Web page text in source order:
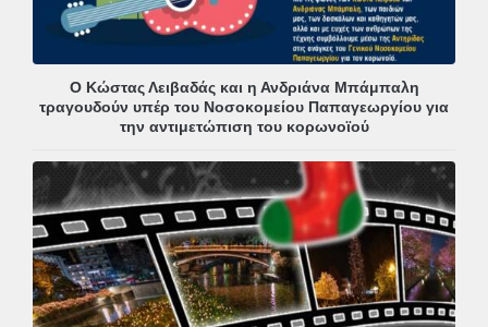
Ο Κώστας Λειβαδάς και η Ανδριάνα Μπάμπαλη
τραγουδούν υπέρ του Νοσοκομείου Παπαγεωργίου για
την αντιμετώπιση του κορωνοϊού